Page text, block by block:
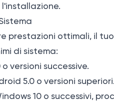
prestazioni ottimali, il
di sistema:
o versioni successive.
5.0 o versioni superiori.
10 o successivi,